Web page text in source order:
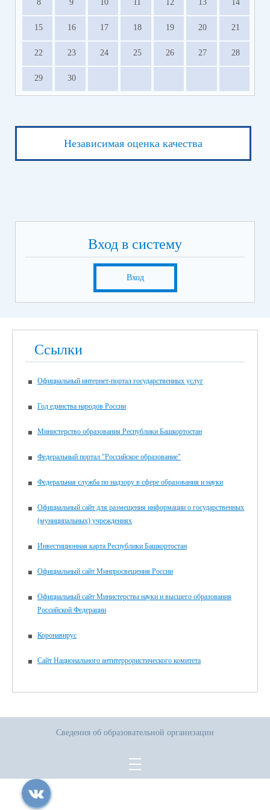
Предмет
2 июня
Математика
5 июня
Предмет на выбор выпускника:
биология;
география;
иностранные языки (письменная часть);
химия;
9 июня
Экзамен по предметам на выбор выпускника (кроме
русского языка и математики)
интеллекта, получающих образование по адаптированной
основной общеобразовательной программе, в 2026 году
21 мая 2026 года – по учебным предметам «Русский язык»,
25 мая 2026 года – по учебным предметам «Математика»,
29 мая 2026 года – по учебному предмету «Труд
Желаем всем выпускникам успехов!!!
8 9 10 11 12 13 14
15 16 17 18 19 20 21
22 23 24 25 26 27 28
29 30
Независимая оценка качества
Вход в систему
Вход
Ссылки
Официальный интернет-портал государственных услуг
Год единства народов России
Министерство образования Республики Башкортостан
Федеральный портал "Российское образование"
Федеральная служба по надзору в сфере образования и науки
Официальный сайт для размещения информации о государственных
(муниципальных) учреждениях
Инвестиционная карта Республики Башкортостан
Официальный сайт Минпросвещения России
Официальный сайт Министерства науки и высшего образования
Российской Федерации
Коронавирус
Сайт Национального антитеррористического комитета
Сведения об образовательной организации